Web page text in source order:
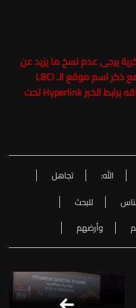
يرجى عدم نسخ ما يزيد عن
20 في المئة من مضمون الخبر مع ذكر اسم موقع الـ LBCI
Lebanon News الالكتروني وارفاقه برابط الخبر Hyperlink تحت
الله:
تجاهل
للبحث
وأرضهم